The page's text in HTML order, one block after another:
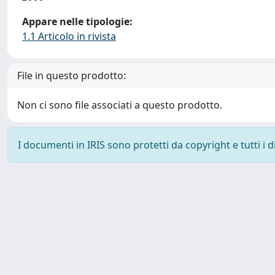
Appare nelle tipologie:
1.1 Articolo in rivista
File in questo prodotto:
Non ci sono file associati a questo prodotto.
I documenti in IRIS sono protetti da copyright e tutti i